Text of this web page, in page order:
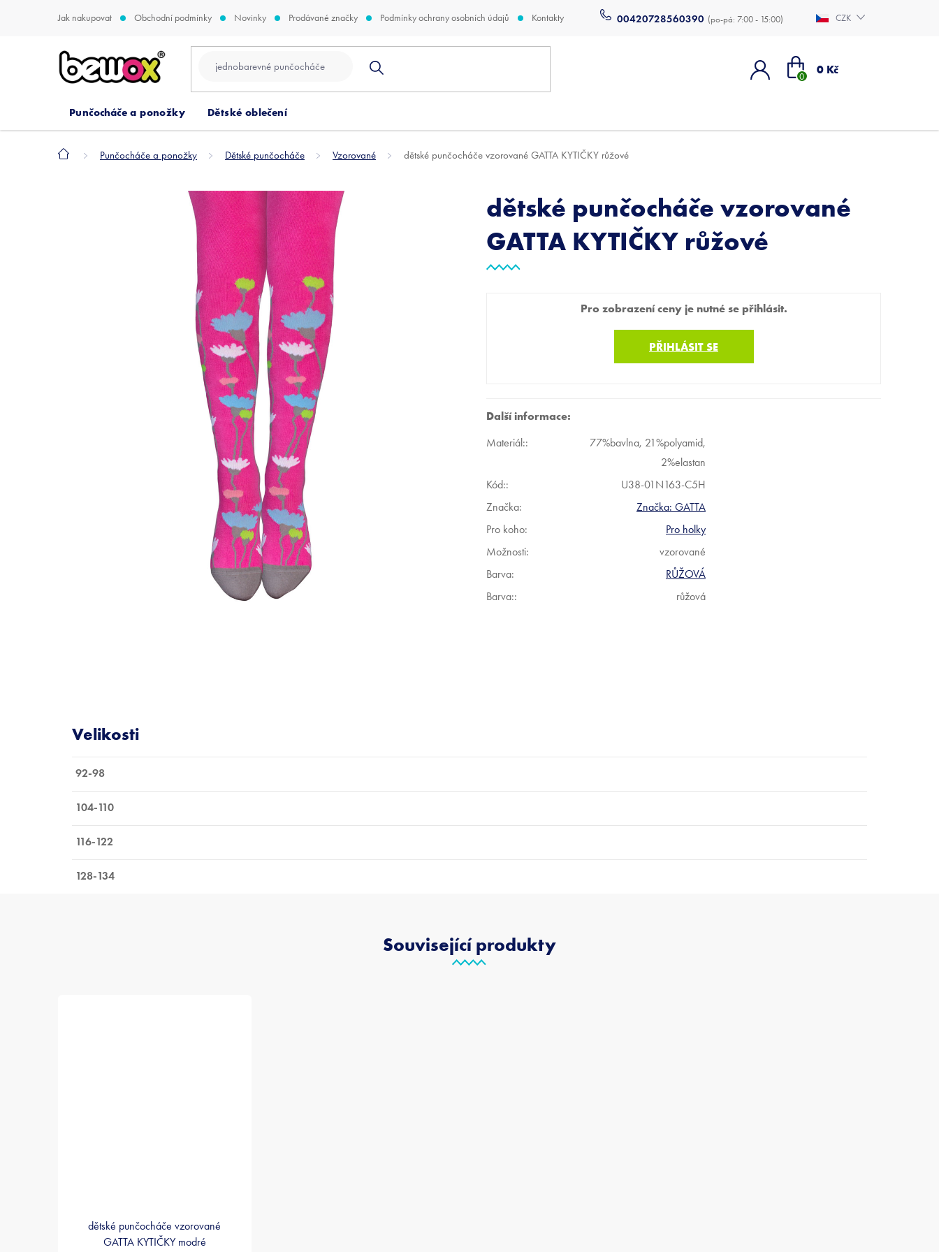
00420728560390
Jak nakupovat Obchodní podmínky Novinky Prodávané značky Podmínky ochrany osobních údajů Kontakty CZK
Nákupní
0 Kč
Punčocháče a ponožky Dětské oblečení
Domů Punčocháče a ponožky Dětské punčocháče Vzorované dětské punčocháče vzorované GATTA KYTIČKY růžové
dětské punčocháče vzorované
GATTA KYTIČKY růžové
Pro zobrazení ceny je nutné se přihlásit.
PŘIHLÁSIT SE
Další informace:
Materiál::
77%bavlna, 21%polyamid,
2%elastan
Kód::
U38-01N163-C5H
Značka:
Značka: GATTA
Pro koho:
Pro holky
Možnosti:
vzorované
Barva:
RŮŽOVÁ
Barva:: růžová
92-98
104-110
116-122
128-134
Související produkty
dětské punčocháče vzorované
GATTA KYTIČKY modré